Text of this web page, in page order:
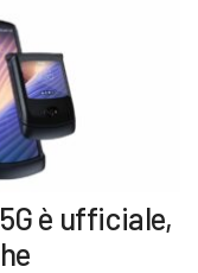
è ufficiale,